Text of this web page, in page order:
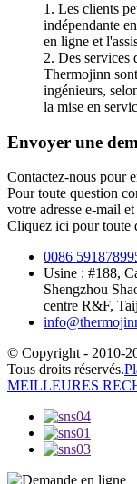
1. Les clients
indépendante
en ligne et
2. Des services
Thermojinn
ingénieurs,
la mise en
Envoyer une
Contactez-nous pour
Pour toute question
votre adresse e-mail
Cliquez ici pour toute
0086
Usine : #188,
Shengzhou
centre R&F,
© Copyright - 2010-
Tous droits réservés.
MEILLEURES